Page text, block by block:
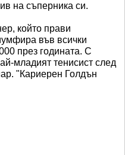
на съперника си.
който прави
във всички
през годината. С
младият тенисист след
"Кариерен Голдън